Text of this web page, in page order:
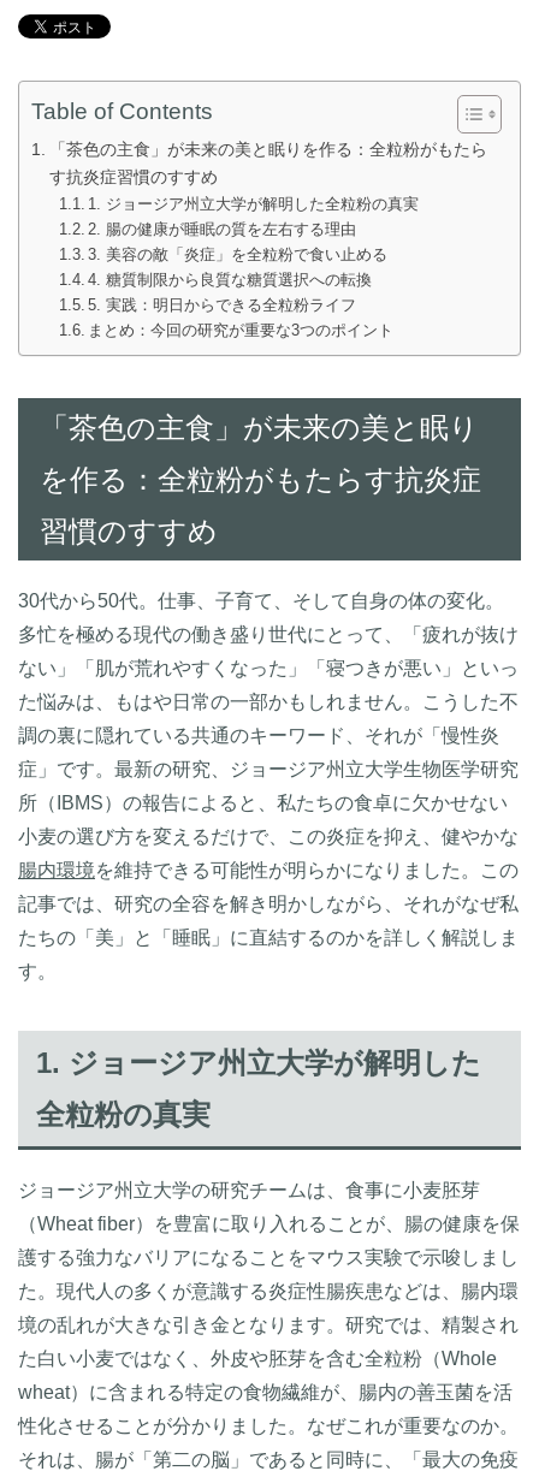
Table of Contents
「茶色の主食」が未来の美と眠りを作る：全粒粉がもたら
す抗炎症習慣のすすめ
1. ジョージア州立大学が解明した全粒粉の真実
2. 腸の健康が睡眠の質を左右する理由
3. 美容の敵「炎症」を全粒粉で食い止める
4. 糖質制限から良質な糖質選択への転換
5. 実践：明日からできる全粒粉ライフ
まとめ：今回の研究が重要な3つのポイント
「茶色の主食」が未来の美と眠り
を作る：全粒粉がもたらす抗炎症
習慣のすすめ
30代から50代。仕事、子育て、そして自身の体の変化。
多忙を極める現代の働き盛り世代にとって、「疲れが抜け
ない」「肌が荒れやすくなった」「寝つきが悪い」といっ
た悩みは、もはや日常の一部かもしれません。こうした不
調の裏に隠れている共通のキーワード、それが「慢性炎
症」です。最新の研究、ジョージア州立大学生物医学研究
所（IBMS）の報告によると、私たちの食卓に欠かせない
小麦の選び方を変えるだけで、この炎症を抑え、健やかな
腸内環境を維持できる可能性が明らかになりました。この
記事では、研究の全容を解き明かしながら、それがなぜ私
たちの「美」と「睡眠」に直結するのかを詳しく解説しま
す。
1. ジョージア州立大学が解明した
全粒粉の真実
ジョージア州立大学の研究チームは、食事に小麦胚芽
（Wheat fiber）を豊富に取り入れることが、腸の健康を保
護する強力なバリアになることをマウス実験で示唆しまし
た。現代人の多くが意識する炎症性腸疾患などは、腸内環
境の乱れが大きな引き金となります。研究では、精製され
た白い小麦ではなく、外皮や胚芽を含む全粒粉（Whole
wheat）に含まれる特定の食物繊維が、腸内の善玉菌を活
性化させることが分かりました。なぜこれが重要なのか。
それは、腸が「第二の脳」であると同時に、「最大の免疫